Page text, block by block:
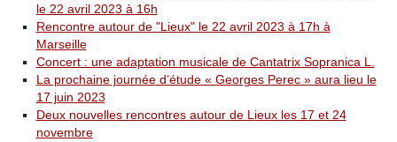
le 22 avril 2023 à 16h
Rencontre autour de "Lieux" le 22 avril 2023 à 17h à
Marseille
Concert : une adaptation musicale de Cantatrix Sopranica L.
La prochaine journée d’étude « Georges Perec » aura lieu le
17 juin 2023
Deux nouvelles rencontres autour de Lieux les 17 et 24
novembre